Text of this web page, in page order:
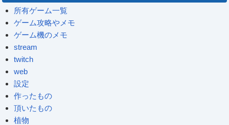
所有ゲーム一覧
ゲーム攻略やメモ
ゲーム機のメモ
stream
twitch
web
設定
作ったもの
頂いたもの
植物